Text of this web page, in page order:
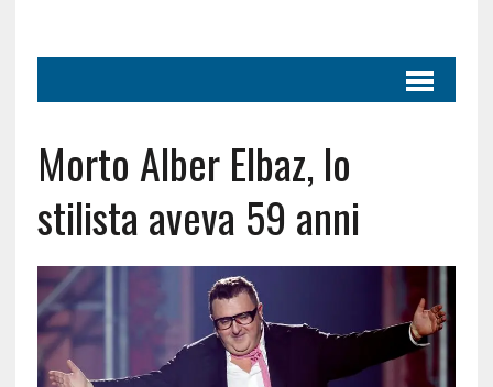
Morto Alber Elbaz, lo
stilista aveva 59 anni